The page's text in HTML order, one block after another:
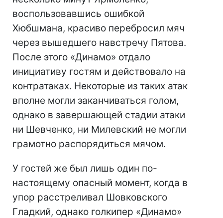
воспользовавшись ошибкой
Хюбшмана, красиво перебросил мяч
через вышедшего навстречу Пятова.
После этого «Динамо» отдало
инициативу гостям и действовало на
контратаках. Некоторые из таких атак
вполне могли заканчиваться голом,
однако в завершающей стадии атаки
ни Шевченко, ни Милевский не могли
грамотно распорядиться мячом.
У гостей же был лишь один по-
настоящему опасный момент, когда в
упор расстреливал Шовковского
Гладкий, однако голкипер «Динамо»